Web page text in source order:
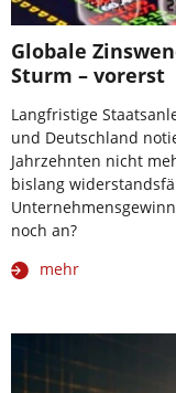
Globale
Sturm – vorerst
Langfristige
und Deutschland
Jahrzehnten nicht
bislang
noch an?
mehr